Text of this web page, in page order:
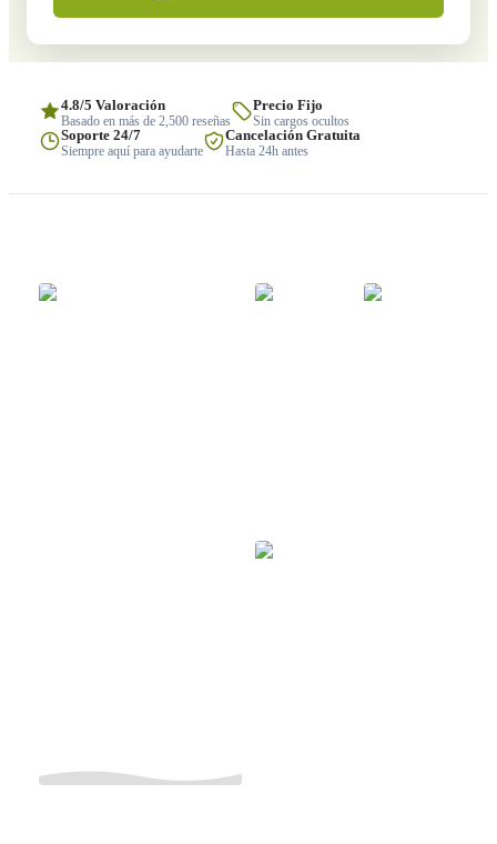
4.8/5 Valoración
Basado en más de 2,500 reseñas
Precio Fijo
Sin cargos ocultos
Soporte 24/7
Siempre aquí para ayudarte
Cancelación Gratuita
Hasta 24h antes